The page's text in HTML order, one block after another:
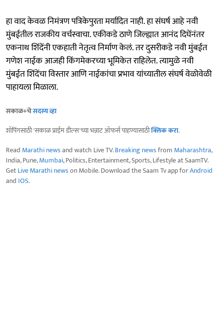
हा वाद केवळ निमंत्रण पत्रिकेपुरता मर्यादित नाही. हा संघर्ष आहे नवी
मुंबईतील राजकीय वर्चस्वाचा. एकीकडे ठाणे जिल्ह्यात आनंद दिघेंनंतर
एकनाथ शिंदेंनी एकहाती नेतृत्व निर्माण केलं. तर दुसरीकडे नवी मुंबईत
गणेश नाईक आजही किंगमेकरच्या भूमिकेत राहिलेत. त्यामुळे नवी
मुंबईत शिंदेंचा विस्तार आणि नाईकांचा प्रभाव यांच्यातील संघर्ष वेळोवेळी
पाहायला मिळाला.
सकाळ+चेसदस्य व्हा
शॉपिंगसाठी 'सकाळ प्राईम डील्स'च्या भन्नाट ऑफर्स पाहण्यासाठीक्लिक करा.
Read Marathi newsand watch Live TV.Breaking newsfrom Maharashtra,
India, Pune,Mumbai, Politics, Entertainment, Sports, Lifestyle at SaamTV.
GetLive Marathi newson Mobile. Download the Saam Tv app forAndroid
and IOS.